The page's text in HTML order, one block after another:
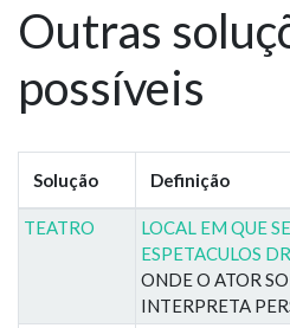
Outras
possíveis
Solução Definição
TEATRO
LOCAL EM QUE
ESPETACULOS
ONDE O ATOR
INTERPRETA